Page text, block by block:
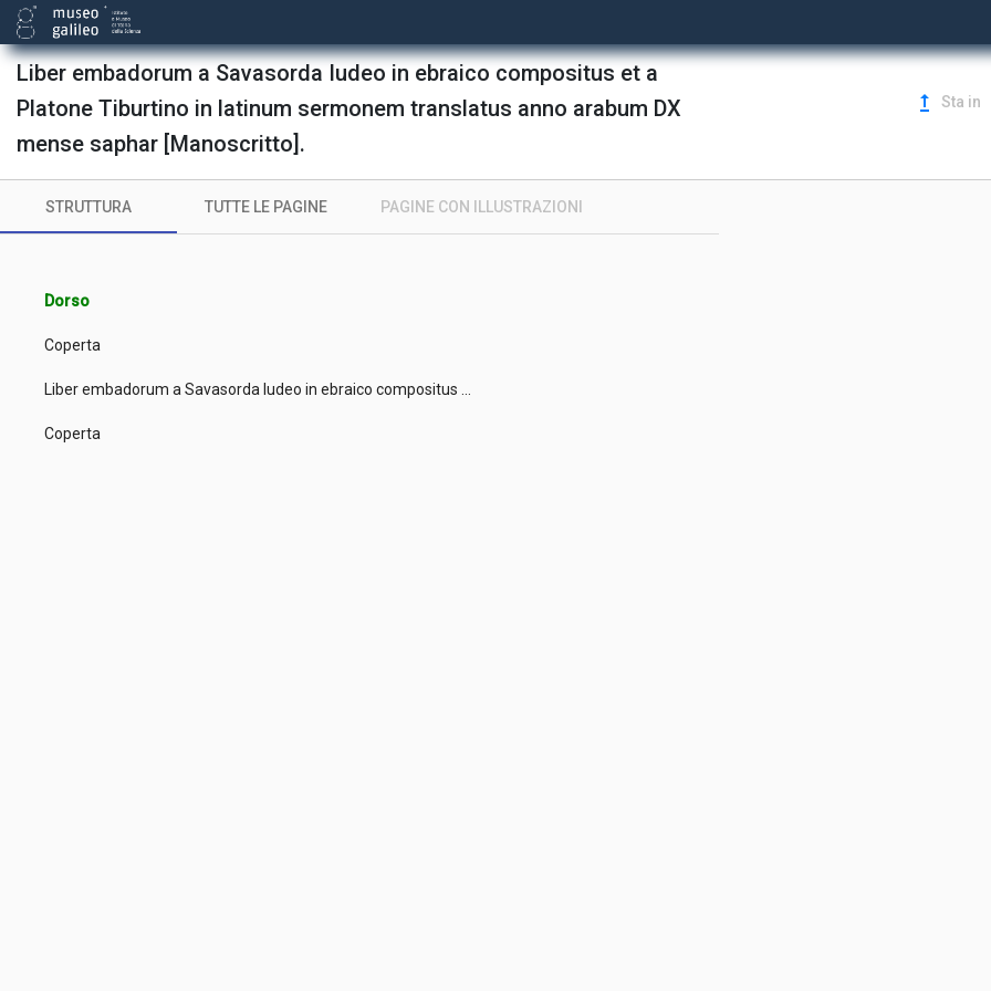
Liber embadorum a Savasorda Iudeo in ebraico compositus et a
Platone Tiburtino in latinum sermonem translatus anno arabum DX
mense saphar [Manoscritto].
upgrade Sta in
STRUTTURA TUTTE LE PAGINE PAGINE CON ILLUSTRAZIONI
Dorso
Coperta
Liber embadorum a Savasorda Iudeo in ebraico compositus ...
Coperta